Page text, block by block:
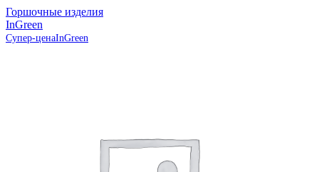
Горшочные изделия
InGreen
Супер-ценаInGreen